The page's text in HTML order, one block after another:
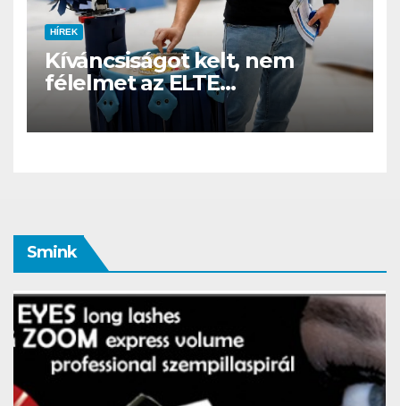
HÍREK
Kíváncsiságot kelt, nem
félelmet az ELTE
etológusainak felszolgáló
robotja
Smink